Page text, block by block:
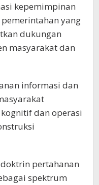
kepemimpinan
yang
dukungan
masyarakat dan
informasi dan
dan operasi
pertahanan
spektrum